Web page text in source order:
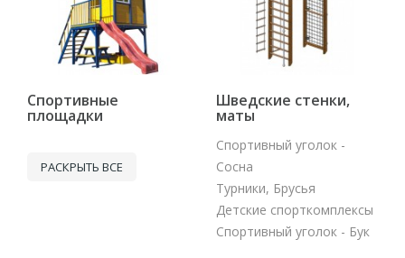
Спортивные
площадки
РАСКРЫТЬ ВСЕ
Шведские стенки,
маты
Спортивный уголок -
Сосна
Турники, Брусья
Детские спорткомплексы
Спортивный уголок - Бук